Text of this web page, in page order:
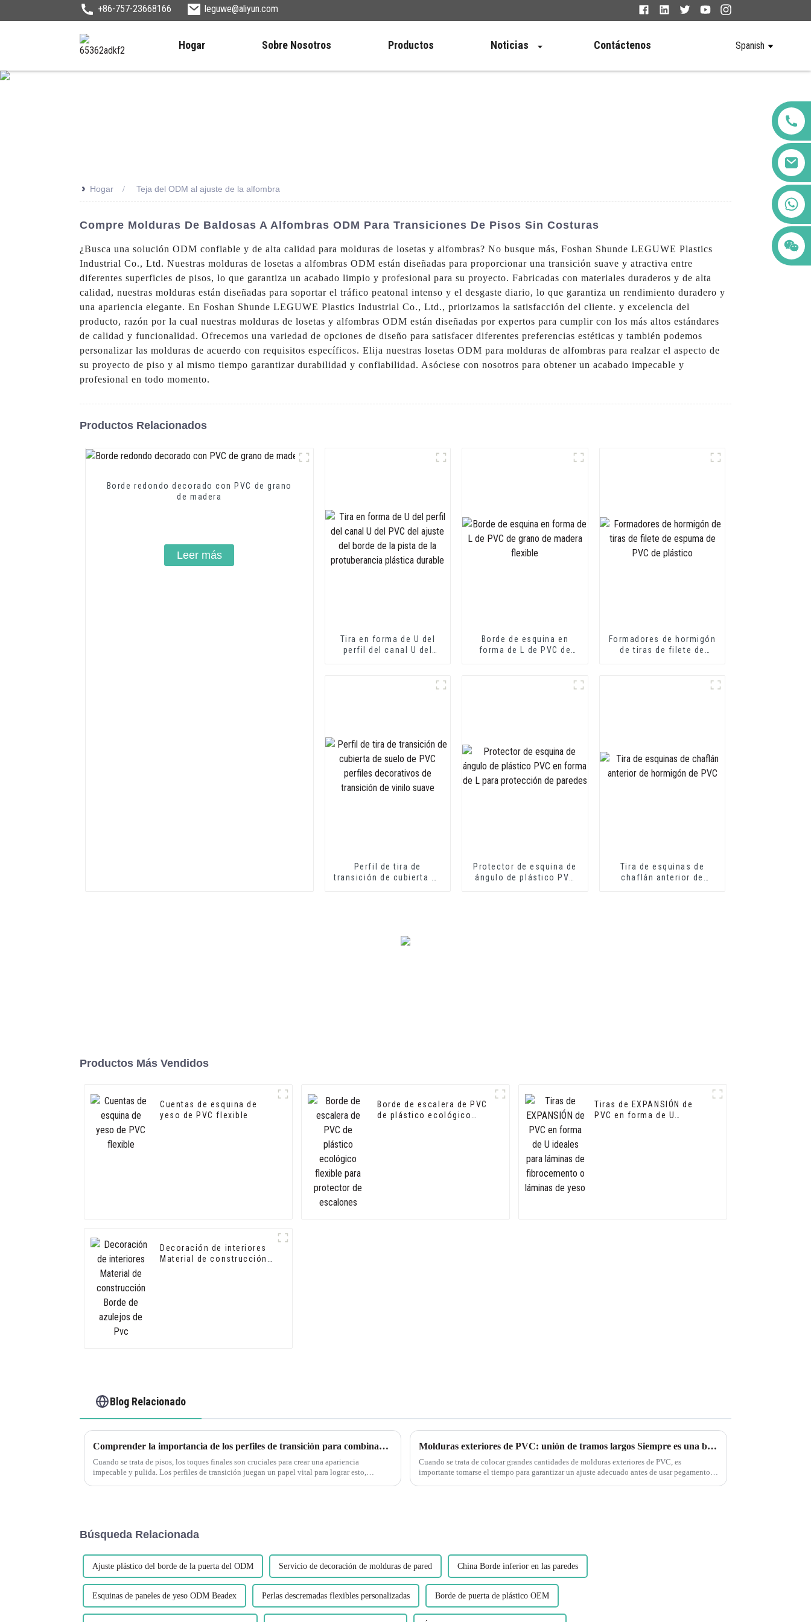
+86-757-23668166 leguwe@aliyun.com
Hogar Sobre Nosotros Productos Noticias Contáctenos Spanish
+86 123456789122
>> Hogar Teja del ODM al ajuste de la alfombra
Compre Molduras De Baldosas A Alfombras ODM Para Transiciones De Pisos Sin Costuras
¿Busca una solución ODM confiable y de alta calidad para molduras de losetas y alfombras? No busque más, Foshan Shunde LEGUWE Plastics
Industrial Co., Ltd. Nuestras molduras de losetas a alfombras ODM están diseñadas para proporcionar una transición suave y atractiva entre
diferentes superficies de pisos, lo que garantiza un acabado limpio y profesional para su proyecto. Fabricadas con materiales duraderos y de alta
calidad, nuestras molduras están diseñadas para soportar el tráfico peatonal intenso y el desgaste diario, lo que garantiza un rendimiento duradero y
una apariencia elegante. En Foshan Shunde LEGUWE Plastics Industrial Co., Ltd., priorizamos la satisfacción del cliente. y excelencia del
producto, razón por la cual nuestras molduras de losetas y alfombras ODM están diseñadas por expertos para cumplir con los más altos estándares
de calidad y funcionalidad. Ofrecemos una variedad de opciones de diseño para satisfacer diferentes preferencias estéticas y también podemos
personalizar las molduras de acuerdo con requisitos específicos. Elija nuestras losetas ODM para molduras de alfombras para realzar el aspecto de
su proyecto de piso y al mismo tiempo garantizar durabilidad y confiabilidad. Asóciese con nosotros para obtener un acabado impecable y
profesional en todo momento.
Productos Relacionados
Borde redondo decorado con PVC de grano
de madera
Leer más
Tira en forma de U del
perfil del canal U del
Borde de esquina en
forma de L de PVC de
Formadores de hormigón
de tiras de filete de
Perfil de tira de
transición de cubierta de
Protector de esquina de
ángulo de plástico PVC
Tira de esquinas de
chaflán anterior de
Productos Más Vendidos
Cuentas de esquina de
yeso de PVC flexible
Borde de escalera de PVC
de plástico ecológico
Tiras de EXPANSIÓN de
PVC en forma de U
Decoración de interiores
Material de construcción
Blog Relacionado
Comprender la importancia de los perfiles de transición para combinar pisos
Cuando se trata de pisos, los toques finales son cruciales para crear una apariencia
impecable y pulida. Los perfiles de transición juegan un papel vital para lograr esto,
Molduras exteriores de PVC: unión de tramos largos Siempre es una buena idea colocar las piezas en seco para ver si encajan bien antes de aplicar pegamento o sujetadores.
Cuando se trata de colocar grandes cantidades de molduras exteriores de PVC, es
importante tomarse el tiempo para garantizar un ajuste adecuado antes de usar pegamento o
Búsqueda Relacionada
Ajuste plástico del borde de la puerta del ODM Servicio de decoración de molduras de pared China Borde inferior en las paredes
Esquinas de paneles de yeso ODM Beadex Perlas descremadas flexibles personalizadas Borde de puerta de plástico OEM